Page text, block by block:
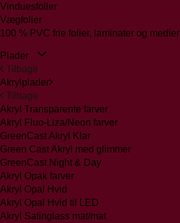
Vinduesfolier
Vægfolier
100 % PVC frie folier, laminater og medier
Plader
Tilbage
Akrylplader
Tilbage
Akryl Transparente farver
Akryl Fluo-Liza/Neon farver
GreenCast Akryl Klar
Green Cast Akryl med glimmer
GreenCast Night & Day
Akryl Opak farver
Akryl Opal Hvid
Akryl Opal Hvid til LED
Akryl Satinglass mat/mat